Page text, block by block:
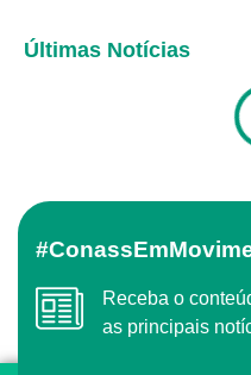
Últimas Notícias
Receba o
as principais